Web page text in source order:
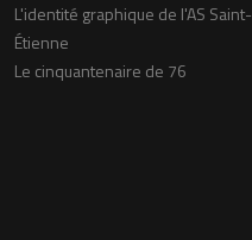
L'identité graphique de l'AS Saint-
Étienne
Le cinquantenaire de 76